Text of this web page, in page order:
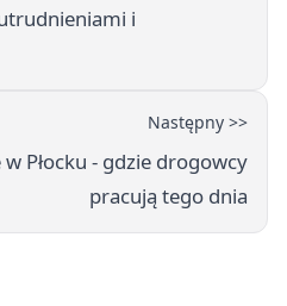
i
Następny >>
Płocku - gdzie drogowcy
pracują tego dnia